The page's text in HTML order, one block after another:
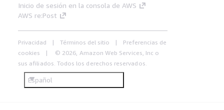
Inicio de sesión en la consola de AWS
AWS re:Post
Privacidad Términos del sitio
Preferencias de
cookies
© 2026, Amazon Web Services, Inc o
sus afiliados. Todos los derechos reservados.
Español